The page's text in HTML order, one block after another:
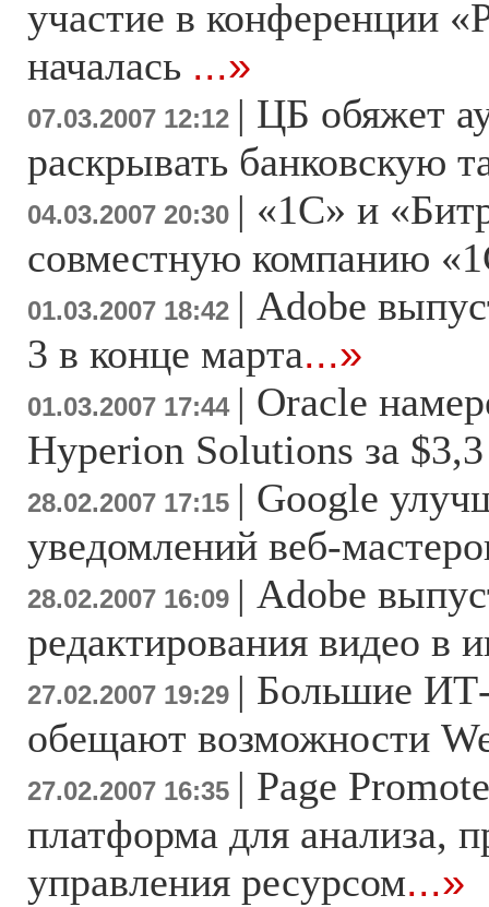
участие в конференции
началась ...»
07.03.2007 12:12 | ЦБ обяжет
раскрывать банковскую
04.03.2007 20:30 | «1С» и
совместную компанию
01.03.2007 18:42 | Adobe
3 в конце марта...»
01.03.2007 17:44 | Oracle
Hyperion Solutions за
28.02.2007 17:15 | Google
уведомлений веб-
28.02.2007 16:09 | Adobe
редактирования видео в
27.02.2007 19:29 | Большие
обещают возможности
27.02.2007 16:35 | Page
платформа для анализа,
управления ресурсом...»